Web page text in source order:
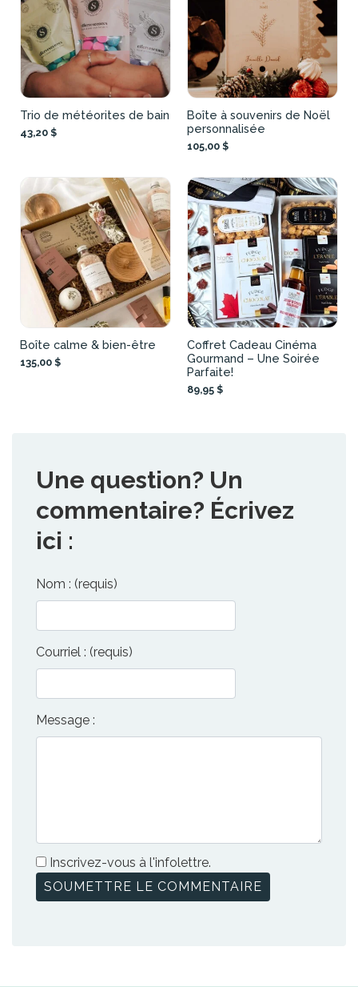
Trio de météorites de bain
43,20 $
Boîte à souvenirs de Noël
personnalisée
105,00 $
Boîte calme & bien-être
135,00 $
Coffret Cadeau Cinéma
Gourmand – Une Soirée
Parfaite!
89,95 $
Une question? Un
commentaire? Écrivez
ici :
Nom : (requis)
Courriel : (requis)
Message :
Inscrivez-vous à l'infolettre.